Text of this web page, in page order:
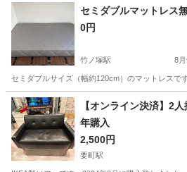
神奈川 藤沢市 その他
セミダブルマットレス
0円
竹ノ塚駅 8月
セミダブルサイズ（幅約120cm）のマットレス
東京 足立区 竹ノ塚駅 寝具 セ
【オンライン決済】2
年購入
2,500円
要町駅